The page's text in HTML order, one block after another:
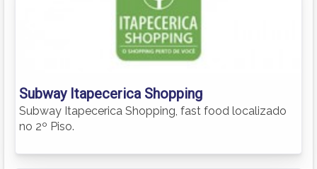
Subway Itapecerica Shopping
Subway Itapecerica Shopping, fast food localizado
no 2º Piso.